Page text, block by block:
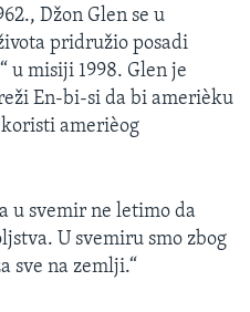
Džon Glen se u
pridružio posadi
u misiji 1998. Glen je
En-bi-si da bi amerièku
amerièog
u svemir ne letimo da
U svemiru smo zbog
sve na zemlji.“